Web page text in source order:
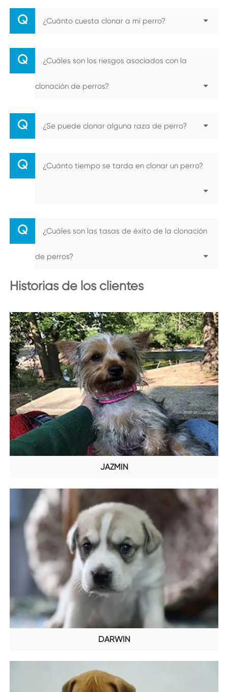
Q ¿Cuánto cuesta clonar a mi perro?
Q ¿Cuáles son los riesgos asociados con la
clonación de perros?
Q ¿Se puede clonar alguna raza de perro?
Q ¿Cuánto tiempo se tarda en clonar un perro?
Q ¿Cuáles son las tasas de éxito de la clonación
de perros?
Historias de los clientes
JAZMÍN
DARWIN